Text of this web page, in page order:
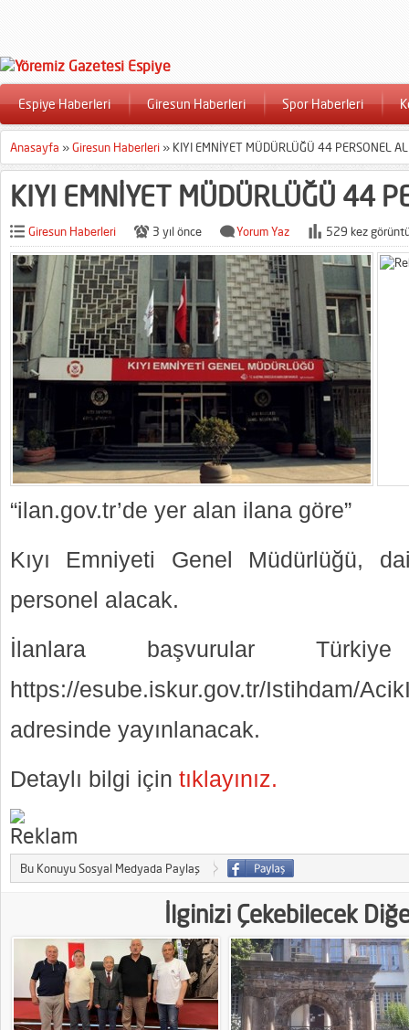
Espiye Haberleri Giresun Haberleri Spor Haberleri
Anasayfa »Giresun Haberleri » KIYI EMNİYET MÜDÜRLÜĞÜ 44 PERSONEL
KIYI EMNİYET MÜDÜRLÜĞÜ 44
Giresun Haberleri 3 yıl önce Yorum Yaz 529 kez
“ilan.gov.tr’de yer alan ilana göre”
Kıyı Emniyeti Genel Müdürlüğü,
personel alacak.
İlanlara başvurular
https://esube.iskur.gov.tr/Istihdam/
adresinde yayınlanacak.
Detaylı bilgi için tıklayınız.
Bu Konuyu Sosyal Medyada Paylaş
İlginizi Çekebilecek